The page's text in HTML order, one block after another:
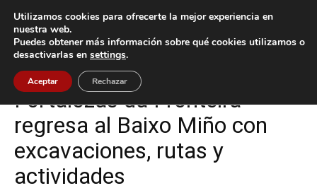
Inicio Cultura / Ocio
Cultura / Ocio Tomiño
Fortalezas da Fronteira
regresa al Baixo Miño con
excavaciones, rutas y
actividades
Utilizamos cookies para ofrecerte la mejor experiencia en
nuestra web.
Puedes obtener más información sobre qué cookies utilizamos o
desactivarlas en settings.
Aceptar Rechazar